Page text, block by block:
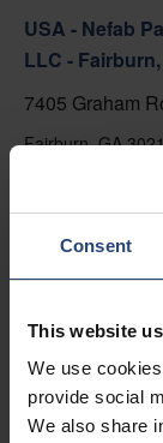
Consent
This website
We use
provide social
We also share
USA - Nefab
LLC -
7405 Graham
Fairburn, GA
Ota yhteyttä
Illinois
1539 Hunter Rd